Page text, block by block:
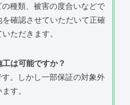
種類、被害の度合いなどで
確認させていただいて正確
ただきます。
は可能ですか？
。しかし一部保証の対象外
す。